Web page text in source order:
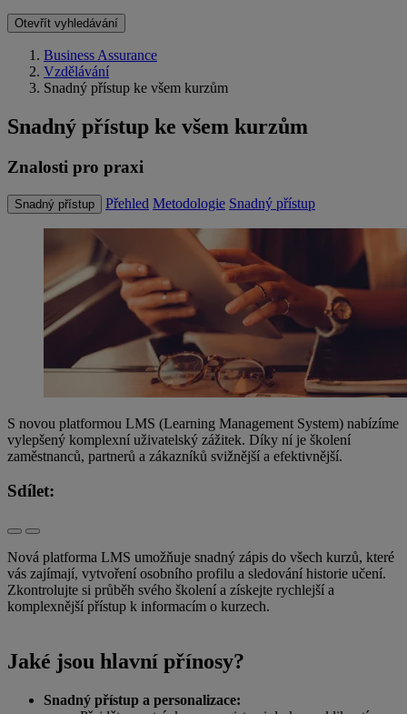
Otevřít vyhledávání
Business Assurance
Vzdělávání
Snadný přístup ke všem kurzům
Snadný přístup ke všem kurzům
Znalosti pro praxi
Snadný přístup Přehled Metodologie Snadný přístup
S novou platformou LMS (Learning Management System) nabízíme
vylepšený komplexní uživatelský zážitek. Díky ní je školení
zaměstnanců, partnerů a zákazníků svižnější a efektivnější.
Sdílet:
Nová platforma LMS umožňuje snadný zápis do všech kurzů, které
vás zajímají, vytvoření osobního profilu a sledování historie učení.
Zkontrolujte si průběh svého školení a získejte rychlejší a
komplexnější přístup k informacím o kurzech.
Jaké jsou hlavní přínosy?
Snadný přístup a personalizace: